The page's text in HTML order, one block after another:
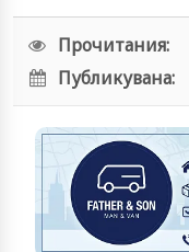
Прочитания:
Публикувана: